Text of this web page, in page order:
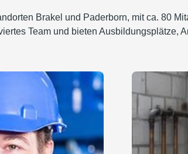
Brakel und Paderborn, mit ca. 80
Team und bieten